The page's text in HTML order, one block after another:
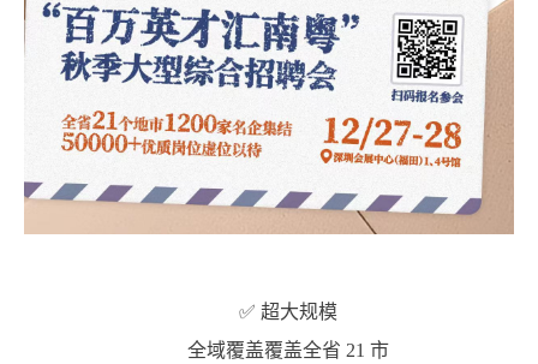
✅ 超大规模
全域覆盖覆盖全省 21 市